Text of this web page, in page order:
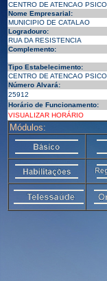
CENTRO DE ATENCAO
Nome Empresarial:
MUNICIPIO DE CATALAO
Logradouro:
RUA DA RESISTENCIA
Complemento:
Tipo Estabelecimento:
CENTRO DE ATENCAO
Número Alvará:
25912
Horário de Funcionamento:
VISUALIZAR HORÁRIO
Módulos: